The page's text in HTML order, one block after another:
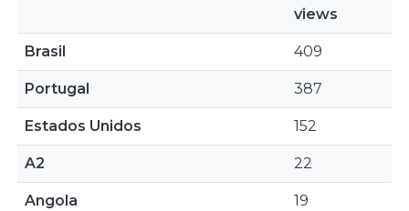
views
Brasil 409
Portugal 387
Estados Unidos 152
A2 22
Angola 19